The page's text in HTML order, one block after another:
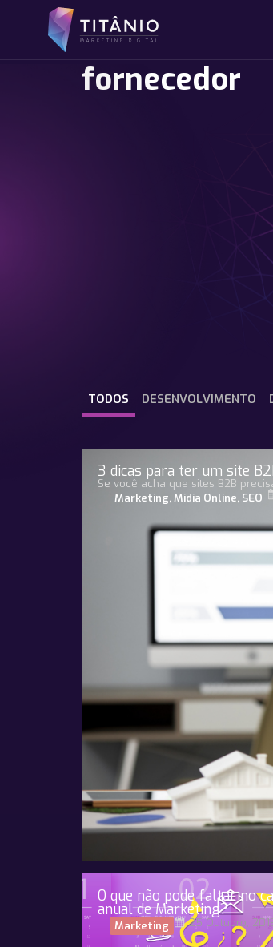
fornecedor
DESENVOLVIMENTO
TODOS
3 dicas para ter um site
Se você acha que sites B2B
Marketing,Midia Online, SEO
O que não pode faltar no
anual de Marketing?
Marketing 25 Outubro,